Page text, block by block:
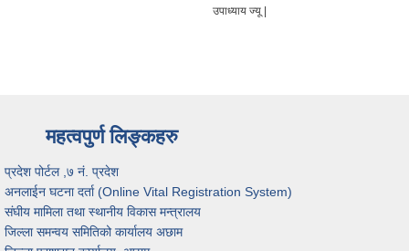
उपाध्याय ज्यू |
महत्वपुर्ण लिङ्कहरु
प्रदेश पोर्टल ,७ नं. प्रदेश
अनलाईन घटना दर्ता (Online Vital Registration System)
संघीय मामिला तथा स्थानीय विकास मन्त्रालय
जिल्ला समन्वय समितिको कार्यालय अछाम